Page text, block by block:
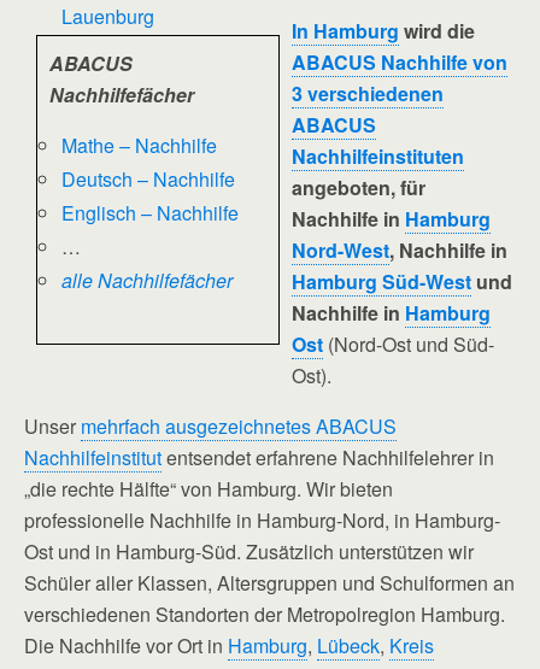
Lauenburg
ABACUS
Nachhilfefächer
Mathe – Nachhilfe
Deutsch – Nachhilfe
Englisch – Nachhilfe
…
alle Nachhilfefächer
In Hamburg wird die
ABACUS Nachhilfe von
3 verschiedenen
ABACUS
Nachhilfeinstituten
angeboten, für
Nachhilfe in Hamburg
Nord-West, Nachhilfe in
Hamburg Süd-West und
Nachhilfe in Hamburg
Ost (Nord-Ost und Süd-
Ost).
Unser mehrfach ausgezeichnetes ABACUS
Nachhilfeinstitutentsendet erfahrene Nachhilfelehrer in
„die rechte Hälfte“ von Hamburg. Wir bieten
professionelle Nachhilfe in Hamburg-Nord, in Hamburg-
Ost und in Hamburg-Süd. Zusätzlich unterstützen wir
Schüler aller Klassen, Altersgruppen und Schulformen an
verschiedenen Standorten der Metropolregion Hamburg.
Die Nachhilfe vor Ort in Hamburg, Lübeck, Kreis